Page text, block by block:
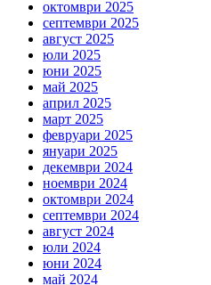
октомври 2025
септември 2025
август 2025
юли 2025
юни 2025
май 2025
април 2025
март 2025
февруари 2025
януари 2025
декември 2024
ноември 2024
октомври 2024
септември 2024
август 2024
юли 2024
юни 2024
май 2024